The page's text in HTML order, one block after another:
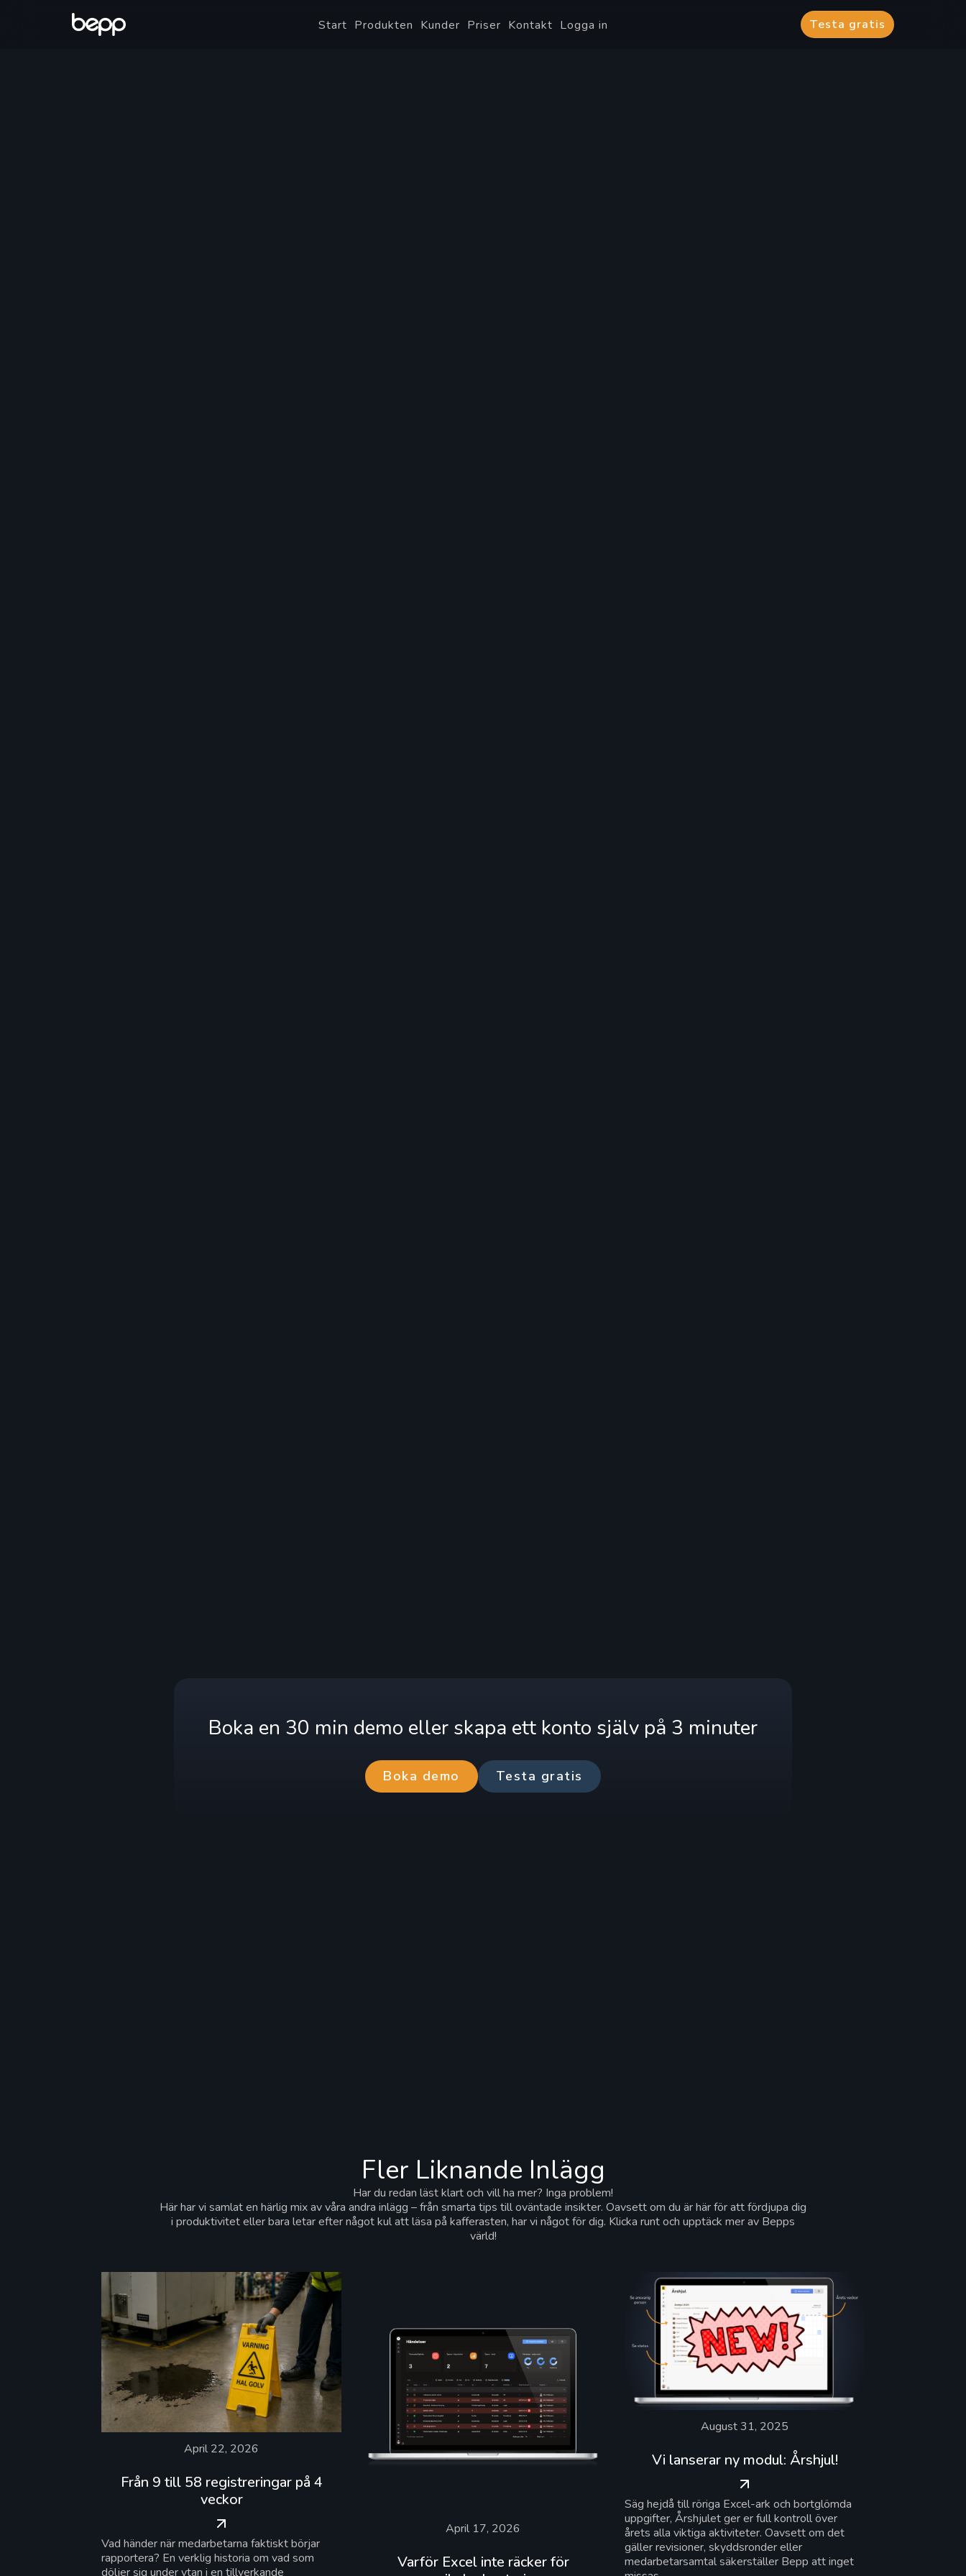
Start Produkten Kunder Priser Kontakt Logga in Testa gratis
Boka en 30 min demo eller skapa ett konto själv på 3 minuter
Boka demo Testa gratis
Fler Liknande Inlägg
Har du redan läst klart och vill ha mer? Inga problem!
Här har vi samlat en härlig mix av våra andra inlägg – från smarta tips till oväntade insikter. Oavsett om du är här för att fördjupa dig
i produktivitet eller bara letar efter något kul att läsa på kafferasten, har vi något för dig. Klicka runt och upptäck mer av Bepps
värld!
April 22, 2026
Från 9 till 58 registreringar på 4
veckor
Vad händer när medarbetarna faktiskt börjar
rapportera? En verklig historia om vad som
döljer sig under ytan i en tillverkande
April 17, 2026
Varför Excel inte räcker för
August 31, 2025
Vi lanserar ny modul: Årshjul!
Säg hejdå till röriga Excel-ark och bortglömda
uppgifter, Årshjulet ger er full kontroll över
årets alla viktiga aktiviteter. Oavsett om det
gäller revisioner, skyddsronder eller
medarbetarsamtal säkerställer Bepp att inget